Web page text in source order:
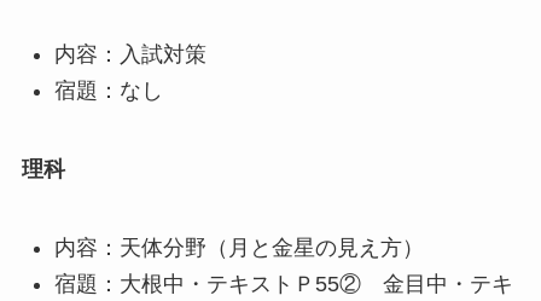
内容：入試対策
宿題：なし
理科
内容：天体分野（月と金星の見え方）
宿題：大根中・テキストＰ55② 金目中・テキ